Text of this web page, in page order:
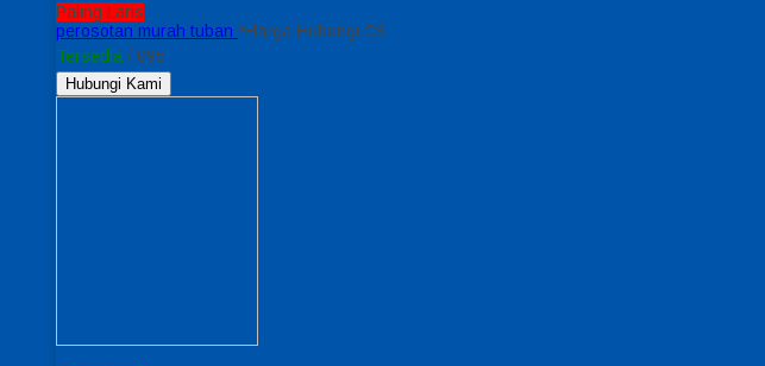
Paling Laris
perosotan murah tuban *Harga Hubungi CS
Tersedia / 095
Hubungi Kami